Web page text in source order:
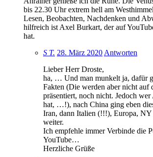
bis 22.30 Uhr extrem hell am
Lesen, Beobachten, Nachdenken und
hilfreich ist Axel Burkart, der auf
hat.
S T. 28. März 2020 Antworten
Lieber Herr Droste,
ha, … Und man munkelt ja, dafür
Fakten (Die werden aber nicht auf
präsentiert, noch nicht. Jedoch
hat, …!), nach China ging eben
Iran, dann Italien (!!!), Europa, NY
weiter.
Ich empfehle immer Verbinde die
YouTube…
Herzliche Grüße